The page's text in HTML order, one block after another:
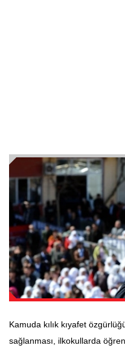
Kamuda kılık kıyafet
sağlanması, ilkokullarda